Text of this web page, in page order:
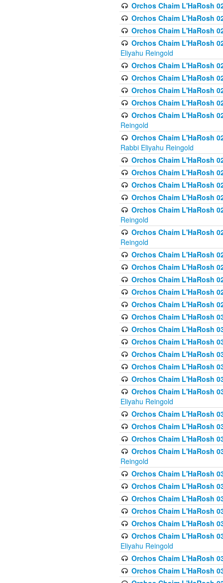
Orchos Chaim L'HaRosh
Orchos Chaim L'HaRosh
Orchos Chaim L'HaRosh
Orchos Chaim L'HaRosh
Eliyahu Reingold
Orchos Chaim L'HaRosh
Orchos Chaim L'HaRosh
Orchos Chaim L'HaRosh
Orchos Chaim L'HaRosh
Orchos Chaim L'HaRosh
Reingold
Orchos Chaim L'HaRosh
Rabbi Eliyahu Reingold
Orchos Chaim L'HaRosh
Orchos Chaim L'HaRosh
Orchos Chaim L'HaRosh
Orchos Chaim L'HaRosh
Orchos Chaim L'HaRosh
Reingold
Orchos Chaim L'HaRosh
Reingold
Orchos Chaim L'HaRosh
Orchos Chaim L'HaRosh
Orchos Chaim L'HaRosh
Orchos Chaim L'HaRosh
Orchos Chaim L'HaRosh
Orchos Chaim L'HaRosh
Orchos Chaim L'HaRosh
Orchos Chaim L'HaRosh
Orchos Chaim L'HaRosh
Orchos Chaim L'HaRosh
Orchos Chaim L'HaRosh
Orchos Chaim L'HaRosh
Eliyahu Reingold
Orchos Chaim L'HaRosh
Orchos Chaim L'HaRosh
Orchos Chaim L'HaRosh
Orchos Chaim L'HaRosh
Reingold
Orchos Chaim L'HaRosh
Orchos Chaim L'HaRosh
Orchos Chaim L'HaRosh
Orchos Chaim L'HaRosh
Orchos Chaim L'HaRosh
Orchos Chaim L'HaRosh
Eliyahu Reingold
Orchos Chaim L'HaRosh
Orchos Chaim L'HaRosh